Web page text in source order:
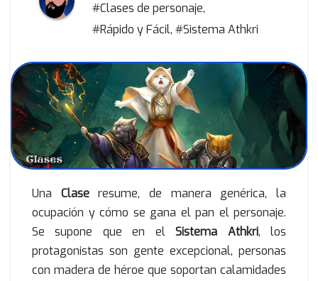
#Clases de personaje,
#Rápido y Fácil, #Sistema Athkri
Una Claseresume, de manera genérica, la
ocupación y cómo se gana el pan el personaje.
Se supone que en elSistema Athkri, los
protagonistas son gente excepcional, personas
con madera de héroe que soportan calamidades